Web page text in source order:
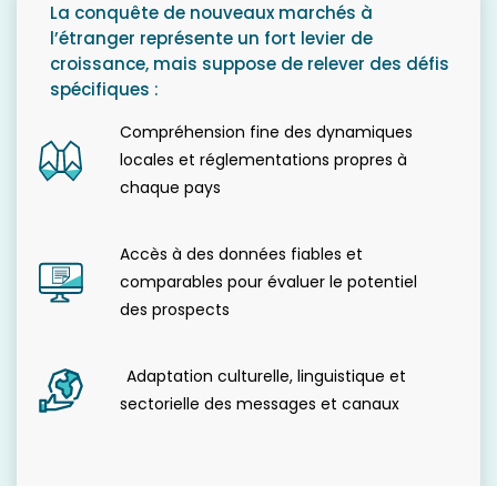
La conquête de nouveaux marchés à
l’étranger représente un fort levier de
croissance, mais suppose de relever des défis
spécifiques :
Compréhension fine des dynamiques
locales et réglementations propres à
chaque pays
Accès à des données fiables et
comparables pour évaluer le potentiel
des prospects
Adaptation culturelle, linguistique et
sectorielle des messages et canaux